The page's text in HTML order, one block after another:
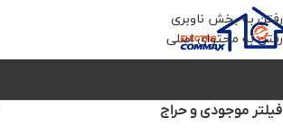
رفتن به بخش ناوبری
رفتن به محتوای اصلی
فیلتر موجودی و حراج